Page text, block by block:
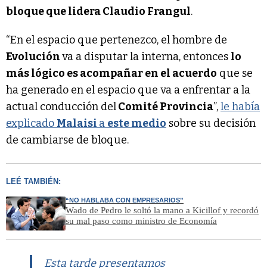
bloque que lidera Claudio Frangul.
“En el espacio que pertenezco, el hombre de
Evoluciónva a disputar la interna, entonces lo
más lógico es acompañar en el acuerdo que se
ha generado en el espacio que va a enfrentar a la
actual conducción delComité Provincia”,le había
explicado Malaisi a este medio sobre su decisión
de cambiarse de bloque.
LEÉ TAMBIÉN:
“NO HABLABA CON EMPRESARIOS”
Wado de Pedro le soltó la mano a Kicillof y recordó
su mal paso como ministro de Economía
Esta tarde presentamos